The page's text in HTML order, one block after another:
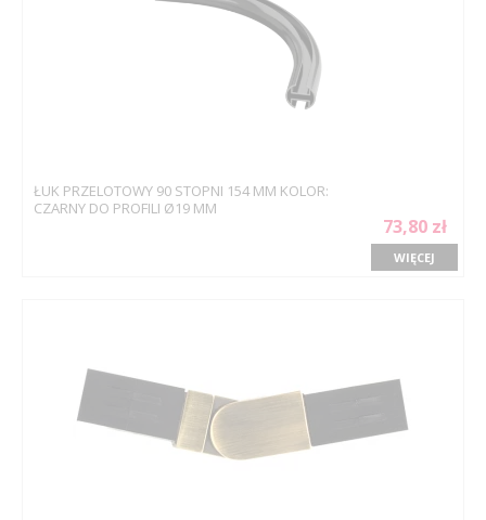
ŁUK PRZELOTOWY 90 STOPNI 154 MM KOLOR:
CZARNY DO PROFILI Ø19 MM
73,80 zł
WIĘCEJ